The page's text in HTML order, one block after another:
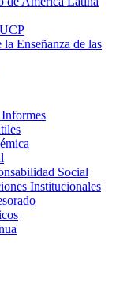
Enseñanza de las
Social
Institucionales